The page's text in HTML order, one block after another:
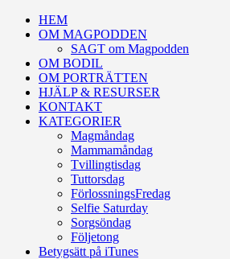
HEM
OM MAGPODDEN
SAGT om Magpodden
OM BODIL
OM PORTRÄTTEN
HJÄLP & RESURSER
KONTAKT
KATEGORIER
Magmåndag
Mammamåndag
Tvillingtisdag
Tuttorsdag
FörlossningsFredag
Selfie Saturday
Sorgsöndag
Följetong
Betygsätt på iTunes